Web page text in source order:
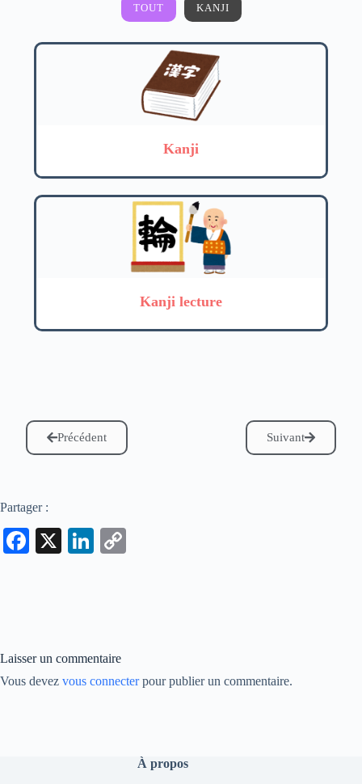
TOUT KANJI
Kanji
Kanji lecture
Précédent Suivant
Partager :
Fa
X
Li
Laisser un commentaire
Vous devez vous connecterpour publier un commentaire.
À propos